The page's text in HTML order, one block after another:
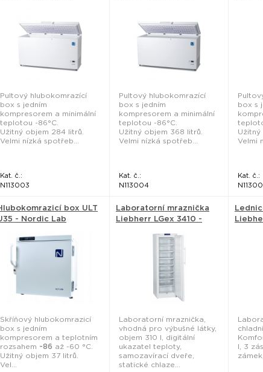
Pultový hlubokomrazící
box s jedním
kompresorem a minimální
teplotou -86°C.
Užitný objem 284 litrů.
Velmi nízká spotřeb...
Kat. č.:
N113003
Pultový hlubokomrazící
box s jedním
kompresorem a minimální
teplotou -86°C.
Užitný objem 368 litrů.
Velmi nízká spotřeb...
Kat. č.:
N113004
box s
Užitný
Velmi
Kat. č.:
box ULT
- Nordic Lab
Skříňový hlubokomrazicí
box s jedním
kompresorem a teplotním
rozsahem -86 až -60 °C.
Užitný objem 37 litrů.
Vel...
Laboratorní mraznička
Liebherr LGex 3410 -
Laboratorní mraznička,
vhodná pro výbušné látky,
objem 310 l, digitální
ukazatel teploty,
samozavírací dveře,
statické chlaze...
l, 3